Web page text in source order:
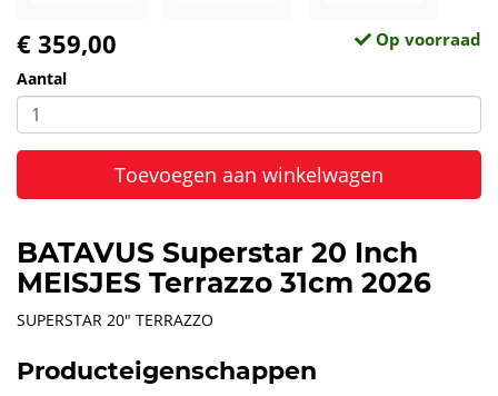
€ 359,00 Op voorraad
Aantal
Toevoegen aan winkelwagen
BATAVUS Superstar 20 Inch
MEISJES Terrazzo 31cm 2026
SUPERSTAR 20" TERRAZZO
Producteigenschappen